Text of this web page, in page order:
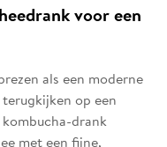
voor een
als een moderne
op een
drank
met een fijne,